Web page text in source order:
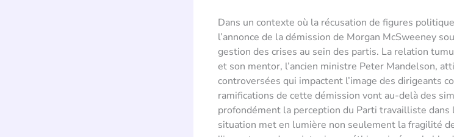
Dans un contexte où la récusation de figures
l’annonce de la démission de Morgan McSweeney
gestion des crises au sein des partis. La relation
et son mentor, l’ancien ministre Peter Mandelson,
controversées qui impactent l’image des dirigeants
ramifications de cette démission vont au-delà des
profondément la perception du Parti travailliste dans
situation met en lumière non seulement la fragilité